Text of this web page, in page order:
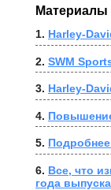
Материалы
1. Harley-
2. SWM
3. Harley-
4.
5. Подробнее
6. Все, что
года выпуска